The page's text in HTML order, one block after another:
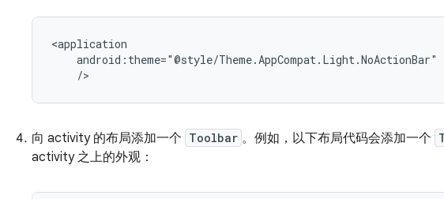
/>
向 activity 的布局添加一个 Toolbar 。例如，以下布局代码会添加一个
activity 之上的外观：